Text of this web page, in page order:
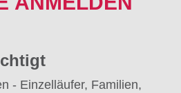
- Einzelläufer, Familien,